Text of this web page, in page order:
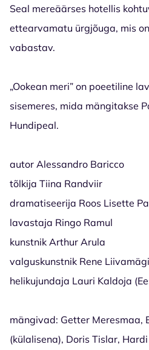
Seal mereäärses hotellis
ettearvamatu ürgjõuga, mis
vabastav.
„Ookean meri” on poeetiline
sisemeres, mida mängitakse
Hundipeal.
autor Alessandro Baricco
tõlkija Tiina Randviir
dramatiseerija Roos Lisette
lavastaja Ringo Ramul
kunstnik Arthur Arula
valguskunstnik Rene
helikujundaja Lauri Kaldoja
mängivad: Getter Meresmaa,
(külalisena), Doris Tislar,